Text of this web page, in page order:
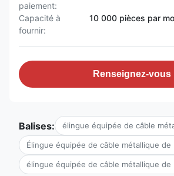
paiement:
Capacité à
fournir:
10 000 pièces par
Renseignez-vous
Balises: élingue équipée de câble
Élingue équipée de câble métallique de
élingue équipée de câble métallique de